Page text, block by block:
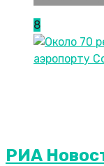
8
РИА